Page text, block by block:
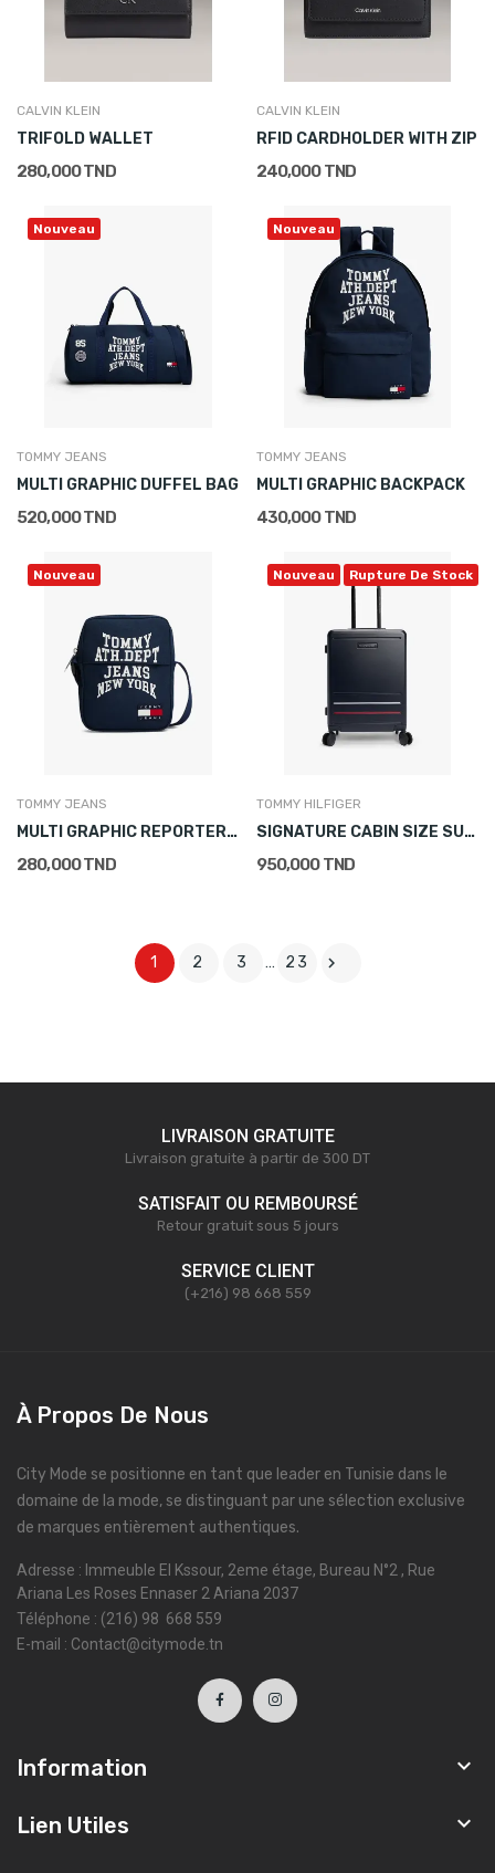
CALVIN KLEIN
TRIFOLD WALLET
280,000 TND
CALVIN KLEIN
RFID CARDHOLDER WITH ZIP
240,000 TND
Nouveau
TOMMY JEANS
MULTI GRAPHIC DUFFEL BAG
520,000 TND
Nouveau
TOMMY JEANS
MULTI GRAPHIC BACKPACK
430,000 TND
Nouveau
TOMMY JEANS
MULTI GRAPHIC REPORTER BAG
280,000 TND
Nouveau Rupture De Stock
TOMMY HILFIGER
SIGNATURE CABIN SIZE SUITCASE
950,000 TND
1 2 3 … 23 
LIVRAISON GRATUITE
Livraison gratuite à partir de 300 DT
SATISFAIT OU REMBOURSÉ
Retour gratuit sous 5 jours
SERVICE CLIENT
(+216) 98 668 559
À Propos De Nous
City Mode se positionne en tant que leader en Tunisie dans le
domaine de la mode, se distinguant par une sélection exclusive
de marques entièrement authentiques.
Adresse : Immeuble El Kssour, 2eme étage, Bureau N°2 , Rue
Ariana Les Roses Ennaser 2 Ariana 2037
Téléphone : (216) 98 668 559
E-mail : Contact@citymode.tn
Information 
Lien Utiles 